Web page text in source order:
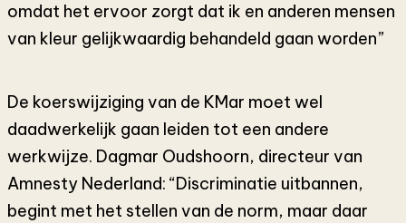
omdat het ervoor zorgt dat ik en anderen mensen
van kleur gelijkwaardig behandeld gaan worden”
De koerswijziging van de KMar moet wel
daadwerkelijk gaan leiden tot een andere
werkwijze. Dagmar Oudshoorn, directeur van
Amnesty Nederland: “Discriminatie uitbannen,
begint met het stellen van de norm, maar daar